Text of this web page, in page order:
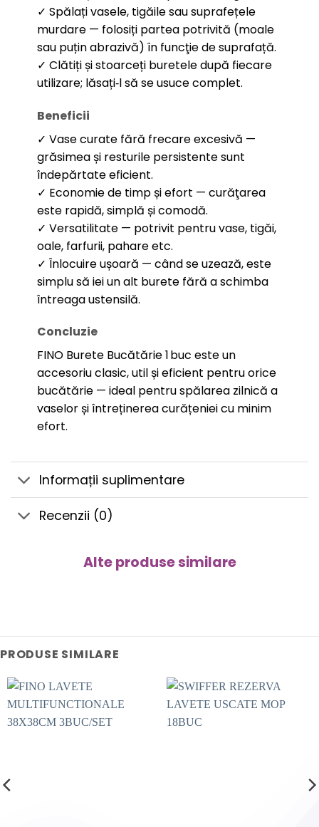
✓ Spălați vasele, tigăile sau suprafețele
murdare — folosiți partea potrivită (moale
sau puțin abrazivă) în funcţie de suprafață.
✓ Clătiți și stoarceți buretele după fiecare
utilizare; lăsați‑l să se usuce complet.
Beneficii
✓ Vase curate fără frecare excesivă —
grăsimea și resturile persistente sunt
îndepărtate eficient.
✓ Economie de timp și efort — curăţarea
este rapidă, simplă și comodă.
✓ Versatilitate — potrivit pentru vase, tigăi,
oale, farfurii, pahare etc.
✓ Înlocuire ușoară — când se uzează, este
simplu să iei un alt burete fără a schimba
întreaga ustensilă.
Concluzie
FINO Burete Bucătărie 1 buc este un
accesoriu clasic, util și eficient pentru orice
bucătărie — ideal pentru spălarea zilnică a
vaselor și întreținerea curățeniei cu minim
efort.
Informații suplimentare
Recenzii (0)
Alte produse similare
PRODUSE SIMILARE